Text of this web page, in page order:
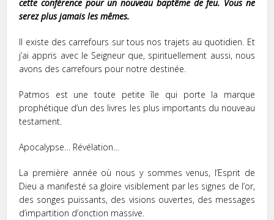
cette conférence pour un nouveau baptême de feu. Vous ne
serez plus jamais les mêmes.
Il existe des carrefours sur tous nos trajets au quotidien. Et
j’ai appris avec le Seigneur que, spirituellement aussi, nous
avons des carrefours pour notre destinée.
Patmos est une toute petite île qui porte la marque
prophétique d’un des livres les plus importants du nouveau
testament.
Apocalypse… Révélation…
La première année où nous y sommes venus, l’Esprit de
Dieu a manifesté sa gloire visiblement par les signes de l’or,
des songes puissants, des visions ouvertes, des messages
d’impartition d’onction massive.